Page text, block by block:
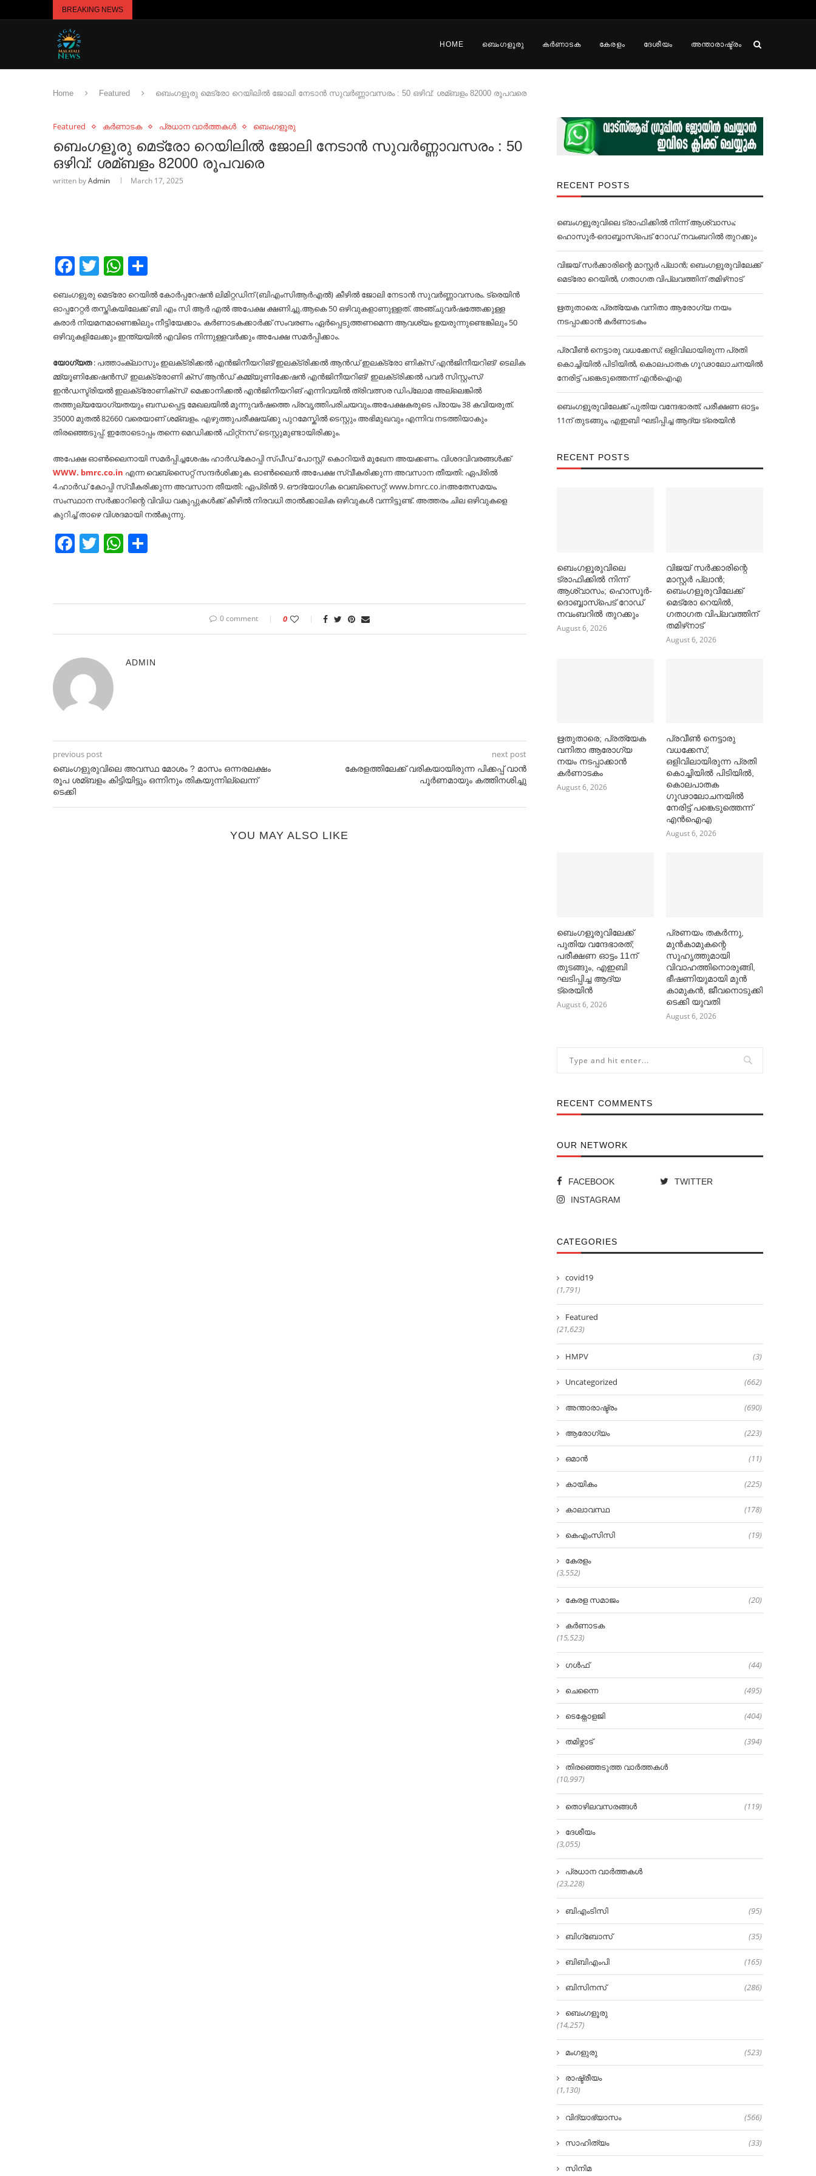
BREAKING NEWS
HOME ബെംഗളൂരു കർണാടക കേരളം ദേശീയം അന്താരാഷ്ട്രം
Home Featured ബെംഗളൂരു മെട്രോ റെയിലില്‍ ജോലി നേടാന്‍ സുവർണ്ണാവസരം : 50 ഒഴിവ്: ശമ്ബളം 82000 രൂപവരെ
Featured കർണാടക പ്രധാന വാർത്തകൾ ബെംഗളൂരു
ബെംഗളൂരു മെട്രോ റെയിലില്‍ ജോലി നേടാന്‍ സുവർണ്ണാവസരം : 50
ഒഴിവ്: ശമ്ബളം 82000 രൂപവരെ
written byAdmin March 17, 2025
Facebook
TwitterWhatsApp
ബെംഗളൂരു മെട്രോ റെയില്‍ കോർപ്പറേഷൻ ലിമിറ്റഡിന് (ബിഎംസിആർഎല്‍) കീഴില്‍ ജോലി നേടാന്‍ സുവർണ്ണാവസരം. ട്രെയിൻ
ഓപ്പറേറ്റർ തസ്തികയിലേക്ക് ബി എം സി ആർ എല്‍ അപേക്ഷ ക്ഷണിച്ചു.ആകെ 50 ഒഴിവുകളാണുള്ളത്. അഞ്ചുവർഷത്തേക്കുള്ള
കരാർ നിയമനമാണെങ്കിലും നീട്ടിയേക്കാം. കർണാടകക്കാർക്ക് സംവരണം ഏർപ്പെടുത്തണമെന്ന ആവശ്യം ഉയരുന്നുണ്ടെങ്കിലും 50
ഒഴിവുകളിലേക്കും ഇന്ത്യയില്‍ എവിടെ നിന്നുള്ളവർക്കും അപേക്ഷ സമർപ്പിക്കാം.
യോഗ്യത: പത്താംക്ലാസും ഇലക്‌ട്രിക്കല്‍ എൻജിനീയറിങ്/ഇലക്‌ട്രിക്കല്‍ ആൻഡ് ഇലക്‌ട്രോ ണിക്സ് എൻജിനീയറിങ്/ ടെലിക
മ്മ്യൂണിക്കേഷൻസ്/ ഇലക്‌ട്രോണി ക്സ് ആൻഡ് കമ്മ്യൂണിക്കേഷൻ എൻജിനീയറിങ്/ ഇലക്‌ട്രിക്കല്‍ പവർ സിസ്റ്റംസ്/
ഇൻഡസ്ട്രിയല്‍ ഇലക്‌ട്രോണിക്സ്/ മെക്കാനിക്കല്‍ എൻജിനീയറിങ് എന്നിവയില്‍ ത്രിവത്സര ഡിപ്ലോമ അല്ലെങ്കില്‍
തത്തുല്യയോഗ്യതയും ബന്ധപ്പെട്ട മേഖലയില്‍ മൂന്നുവർഷത്തെ പ്രവൃത്തിപരിചയവും.അപേക്ഷകരുടെ പ്രായം 38 കവിയരുത്.
35000 മുതല്‍ 82660 വരെയാണ് ശമ്ബളം. എഴുത്തുപരീക്ഷയ്ക്കു പുറമേസ്കില്‍ ടെസ്റ്റും അഭിമുഖവും എന്നിവ നടത്തിയാകും
തിരഞ്ഞെടുപ്പ്. ഇതോടൊപ്പം തന്നെ മെഡിക്കല്‍ ഫിറ്റ്‌നസ് ടെസ്റ്റുമുണ്ടായിരിക്കും.
അപേക്ഷ ഓണ്‍ലൈനായി സമർപ്പിച്ചശേഷം ഹാർഡ്‌കോപ്പി സ്പീഡ് പോസ്റ്റ്/ കൊറിയർ മുഖേന അയക്കണം. വിശദവിവരങ്ങള്‍ക്ക്
WWW. bmrc.co.in എന്ന വെബ്സൈറ്റ് സന്ദർശിക്കുക. ഓണ്‍ലൈൻ അപേക്ഷ സ്വീകരിക്കുന്ന അവസാന തീയതി: ഏപ്രില്‍
4.ഹാർഡ് കോപ്പി സ്വീകരിക്കുന്ന അവസാന തീയതി: ഏപ്രില്‍ 9. ഔദ്യോഗിക വെബ്സൈറ്റ്: www.bmrc.co.inഅതേസമയം,
സംസ്ഥാന സർക്കാറിന്റെ വിവിധ വകുപ്പുകള്‍ക്ക് കീഴില്‍ നിരവധി താല്‍ക്കാലിക ഒഴിവുകള്‍ വന്നിട്ടുണ്ട്. അത്തരം ചില ഒഴിവുകളെ
കുറിച്ച്‌ താഴെ വിശദമായി നല്‍കുന്നു.
Facebook
TwitterWhatsApp
0 comment 0
ADMIN
previous post
ബെംഗളുരുവിലെ അവസ്ഥ മോശം ? മാസം ഒന്നരലക്ഷം
രൂപ ശമ്ബളം കിട്ടിയിട്ടും ഒന്നിനും തികയുന്നില്ലെന്ന്
ടെക്കി
next post
കേരളത്തിലേക്ക് വരികയായിരുന്ന പിക്കപ്പ് വാൻ
പൂർണമായും കത്തിനശിച്ചു
YOU MAY ALSO LIKE
RECENT POSTS
ബെംഗളൂരുവിലെ ട്രാഫിക്കില്‍ നിന്ന് ആശ്വാസം;
ഹൊസൂര്‍-ദൊബ്ബാസ്പെട് റോഡ് നവംബറില്‍ തുറക്കും
വിജയ് സര്‍ക്കാരിന്റെ മാസ്റ്റര്‍ പ്ലാന്‍; ബെംഗളൂരുവിലേക്ക്
മെട്രോ റെയില്‍, ഗതാഗത വിപ്ലവത്തിന് തമിഴ്‌നാട്
ഋതുതാരെ; പ്രത്യേക വനിതാ ആരോഗ്യ നയം
നടപ്പാക്കാൻ കര്‍ണാടകം
പ്രവീൺ നെട്ടാരു വധക്കേസ്; ഒളിവിലായിരുന്ന പ്രതി
കൊച്ചിയിൽ പിടിയിൽ, കൊലപാതക ഗൂഢാലോചനയിൽ
നേരിട്ട് പങ്കെടുത്തെന്ന് എൻഐഎ
ബെംഗളൂരുവിലേക്ക് പുതിയ വന്ദേഭാരത്; പരീക്ഷണ ഓട്ടം
11ന് തുടങ്ങും, എഇബി ഘടിപ്പിച്ച ആദ്യ ട്രെയിന്‍
RECENT POSTS
ബെംഗളൂരുവിലെ
ട്രാഫിക്കില്‍ നിന്ന്
ആശ്വാസം; ഹൊസൂര്‍-
ദൊബ്ബാസ്പെട് റോഡ്
നവംബറില്‍ തുറക്കും
August 6, 2026
വിജയ് സര്‍ക്കാരിന്റെ
മാസ്റ്റര്‍ പ്ലാന്‍;
ബെംഗളൂരുവിലേക്ക്
മെട്രോ റെയില്‍,
ഗതാഗത വിപ്ലവത്തിന്
തമിഴ്‌നാട്
August 6, 2026
ഋതുതാരെ; പ്രത്യേക
വനിതാ ആരോഗ്യ
നയം നടപ്പാക്കാൻ
കര്‍ണാടകം
August 6, 2026
പ്രവീൺ നെട്ടാരു
വധക്കേസ്;
ഒളിവിലായിരുന്ന പ്രതി
കൊച്ചിയിൽ പിടിയിൽ,
കൊലപാതക
ഗൂഢാലോചനയിൽ
നേരിട്ട് പങ്കെടുത്തെന്ന്
എൻഐഎ
August 6, 2026
ബെംഗളൂരുവിലേക്ക്
പുതിയ വന്ദേഭാരത്;
പരീക്ഷണ ഓട്ടം 11ന്
തുടങ്ങും, എഇബി
ഘടിപ്പിച്ച ആദ്യ
ട്രെയിന്‍
August 6, 2026
പ്രണയം തകര്‍ന്നു,
മുൻകാമുകന്റെ
സുഹൃത്തുമായി
വിവാഹത്തിനൊരുങ്ങി,
ഭീഷണിയുമായി മുൻ
കാമുകൻ, ജീവനൊടുക്കി
ടെക്കി യുവതി
August 6, 2026
RECENT COMMENTS
OUR NETWORK
FACEBOOK
TWITTER
INSTAGRAM
CATEGORIES
covid19
(1,791)
Featured
(21,623)
HMPV (3)
Uncategorized (662)
അന്താരാഷ്ട്രം (690)
ആരോഗ്യം (223)
ഒമാൻ (11)
കായികം (225)
കാലാവസ്ഥ (178)
കെഎംസിസി (19)
കേരളം
(3,552)
കേരള സമാജം (20)
കർണാടക
(15,523)
ഗൾഫ് (44)
ചെന്നൈ (495)
ടെക്നോളജി (404)
തമിഴ്നാട് (394)
തിരഞ്ഞെടുത്ത വാർത്തകൾ
(10,997)
തൊഴിലവസരങ്ങൾ (119)
ദേശീയം
(3,055)
പ്രധാന വാർത്തകൾ
(23,228)
ബിഎംടിസി (95)
ബിഗ്‌ബോസ് (35)
ബിബിഎംപി (165)
ബിസിനസ് (286)
ബെംഗളൂരു
(14,257)
മംഗളുരു (523)
രാഷ്ട്രീയം
(1,130)
വിദ്യാഭ്യാസം (566)
സാഹിത്യം (33)
സിനിമ